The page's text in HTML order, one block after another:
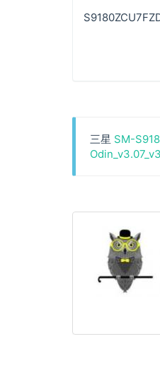
三星 SM-